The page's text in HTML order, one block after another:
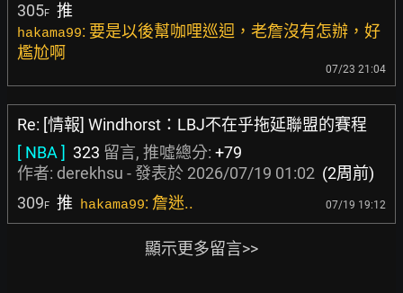
305F 推
hakama99: 要是以後幫咖哩巡迴，老詹沒有怎辦，好
尷尬啊
07/23 21:04
Re: [情報] Windhorst：LBJ不在乎拖延聯盟的賽程
[ NBA ] 323 留言, 推噓總分: +79
作者: derekhsu - 發表於 2026/07/19 01:02 (2周前)
309F 推 hakama99: 詹迷.. 07/19 19:12
顯示更多留言>>